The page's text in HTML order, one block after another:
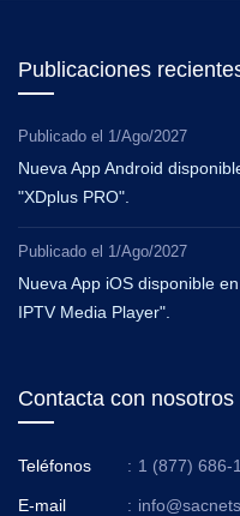
Publicaciones
Publicado el 1/Ago/2027
Nueva App Android
"XDplus PRO".
Publicado el 1/Ago/2027
Nueva App iOS disponible
IPTV Media Player".
Contacta con nosotros
Teléfonos : 1 (877) 686-
E-mail :